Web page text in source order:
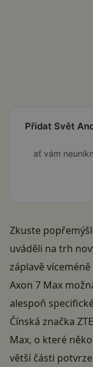
Přidat Svět
ať vám
Zkuste
uváděli na trh
záplavě
Axon 7 Max
alespoň
Čínská značka
Max, o které
větší části